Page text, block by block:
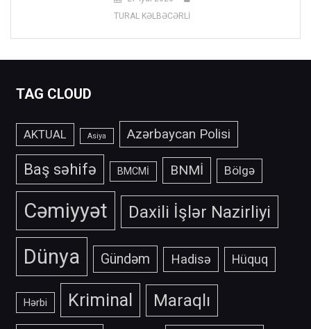
TURAL KƏLBƏCƏRLİ
TAG CLOUD
AKTUAL Asiya Azərbaycan Polisi
Baş səhifə BMCMİ BNMİ Bölgə
Cəmiyyət Daxili İşlər Nazirliyi
Dünya Gündəm Hadisə Hüquq
Hərbi Kriminal Maraqlı